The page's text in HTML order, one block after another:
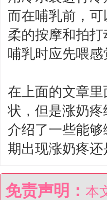
而在哺乳前，
柔的按摩和拍
哺乳时应先喂
在上面的文章
状，但是涨奶
介绍了一些能
期出现涨奶疼
免责声明： 本